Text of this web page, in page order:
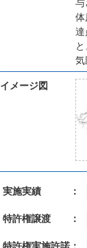
与
体
達
気
イメージ図
実施実績 ：
特許権譲渡 ：